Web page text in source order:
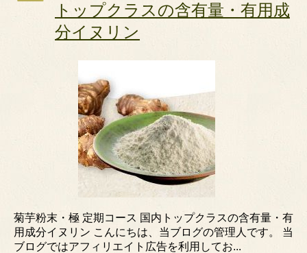
トップクラスの含有量・有用成
分イヌリン
菊芋粉末・極 定期コース 国内トップクラスの含有量・有
用成分イヌリン こんにちは、当ブログの管理人です。 当
ブログではアフィリエイト広告を利用してお...